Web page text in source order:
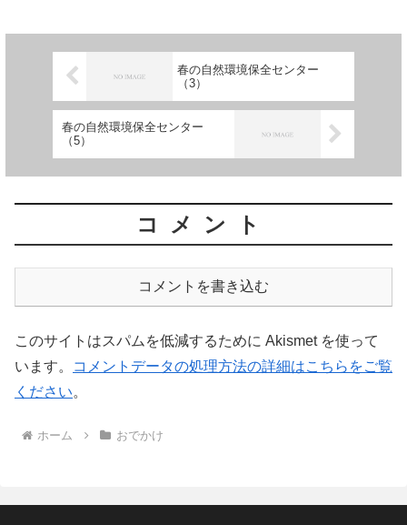
春の自然環境保全センター
（3）
春の自然環境保全センター
（5）
コメント
コメントを書き込む
このサイトはスパムを低減するために Akismet を使って
います。
コメントデータの処理方法の詳細はこちらをご覧
ください。
ホーム おでかけ